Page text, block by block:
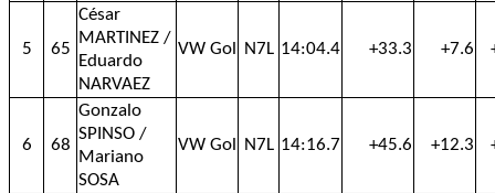
5 65
César
MARTINEZ /
Eduardo
NARVAEZ
VW Gol N7L 14:04.4 +33.3 +7.6
6 68
Gonzalo
SPINSO /
Mariano
SOSA
VW Gol N7L 14:16.7 +45.6 +12.3